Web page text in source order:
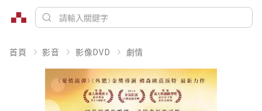
首頁 影音 影像DVD 劇情